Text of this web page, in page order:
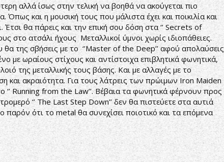
αλλά ίσως στην τελική να βοηθά να ακούγεται πιο
και η μουσική τους που μάλιστα έχει και ποικιλία και
θα πάρεις και την επική σου δόση στα ‘’ Secrets of
στο ατσάλι ήχους Μεταλλικοί ύμνοι χωρίς ιδιοπάθειες.
της σβήσεις με το ‘’Master of the Deep’’ αφού απολαύσεις
με ωραίους στίχους και αντίστοιχα επιβλητικά φωνητικά,
της μεταλλικής τους βάσης. Και με αλλαγές με το
και ακραιότητα. Για τους λάτρεις των πρώιμων Iron Maiden
‘’ Running from the Law’’. Βέβαια τα φωνητικά φέρνουν προς
‘’ The Last Step Down’’ δεν θα πιστεύετε στα αυτιά
παρόν ότι το metal θα συνεχίσει ποιοτικό και τα επόμενα